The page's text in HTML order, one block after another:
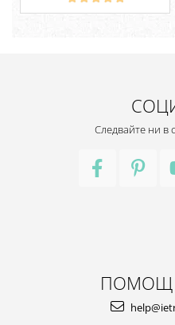
Следвайте ни в
ПОМОЩ